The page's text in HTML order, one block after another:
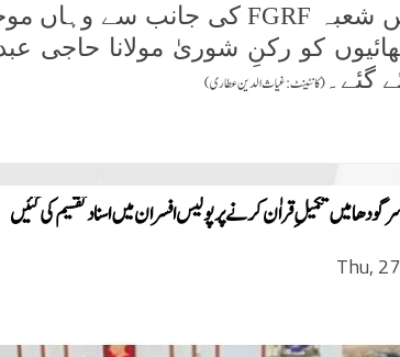
شعبہ FGRFکی جانب سے وہاں
کو رکنِ شوریٰ مولانا حاجی
گئے۔(کانٹینٹ:غیاث الدین عطاری)
میں تکمیلِ قراٰن کرنے پر پولیس افسران میں اسناد تقسیم کی گئیں
Thu,